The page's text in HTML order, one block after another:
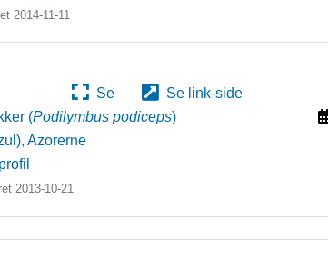
2014-11-11
Se
Se link-side
(Podilymbus podiceps)
,Azorerne
2013-10-21